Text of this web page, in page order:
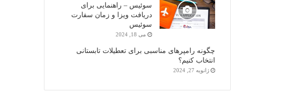
سوئیس – راهنمایی برای
دریافت ویزا و زمان سفارت
سوئیس
می 18, 2024
چگونه رامپرهای مناسبی برای تعطیلات تابستانی
انتخاب کنیم؟
ژانویه 27, 2024